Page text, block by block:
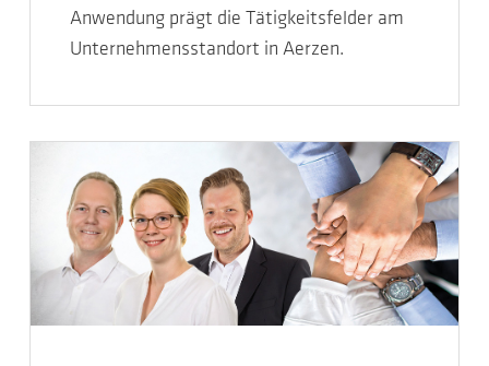
Anwendung prägt die Tätigkeitsfelder am
Unternehmensstandort in Aerzen.